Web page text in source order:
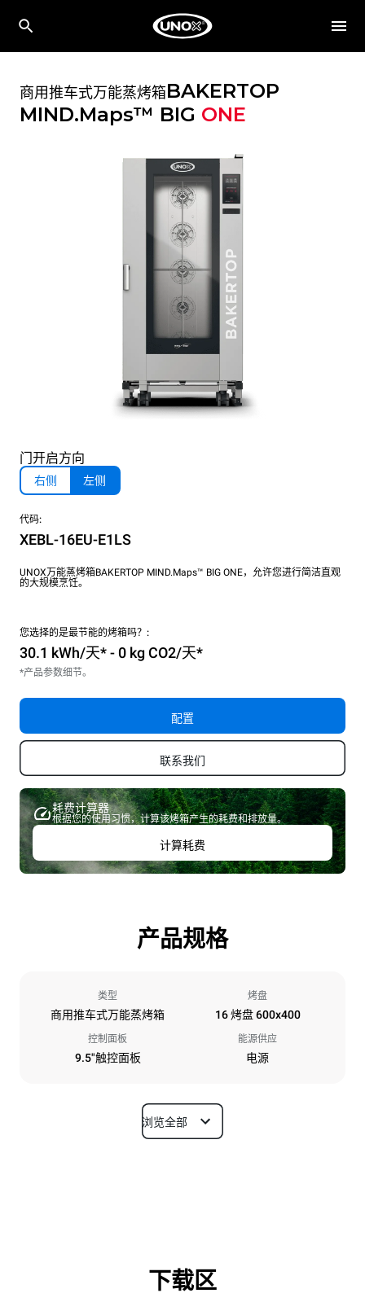
商用推车式万能蒸烤箱BAKERTOP
MIND.Maps™ BIG ONE
门开启方向
右侧 左侧
代码:
XEBL-16EU-E1LS
UNOX万能蒸烤箱BAKERTOP MIND.Maps™ BIG ONE，允许您进行简洁直观
的大规模烹饪。
您选择的是最节能的烤箱吗？:
30.1 kWh/天* - 0 kg CO2/天*
*产品参数细节。
配置
联系我们
耗费计算器
根据您的使用习惯，计算该烤箱产生的耗费和排放量。
计算耗费
产品规格
类型
商用推车式万能蒸烤箱
烤盘
16 烤盘 600x400
控制面板
9.5"触控面板
能源供应
电源
尺寸
烤盘规格
浏览全部
下载区